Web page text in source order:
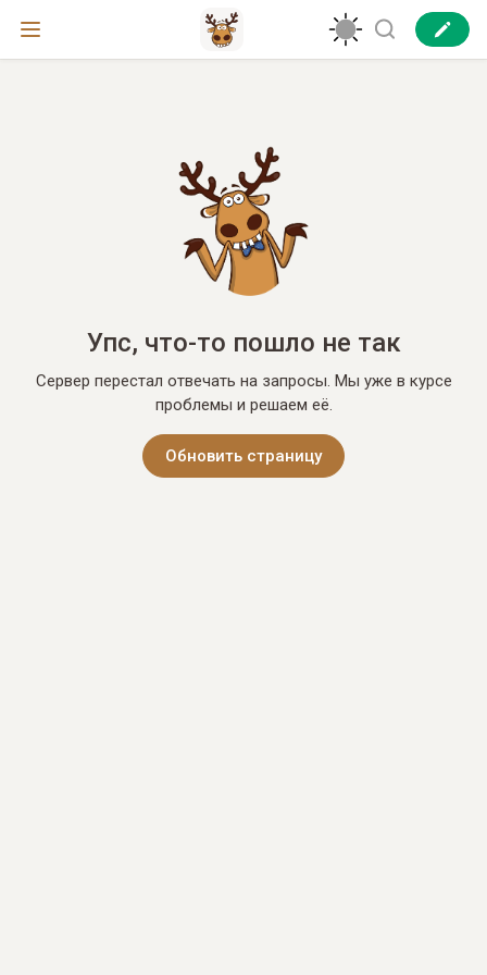
Упс, что-то пошло не так
Сервер перестал отвечать на запросы. Мы уже в курсе
проблемы и решаем её.
Обновить страницу